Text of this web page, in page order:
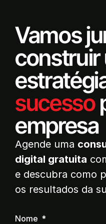
Vamos
construir
sucesso
empresa
Agende uma
digital gratuita
e descubra como
os resultados da
Nome